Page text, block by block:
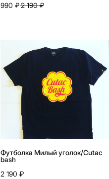
990 ₽2 190 ₽
Футболка Милый уголок/Cutac
bash
2 190 ₽